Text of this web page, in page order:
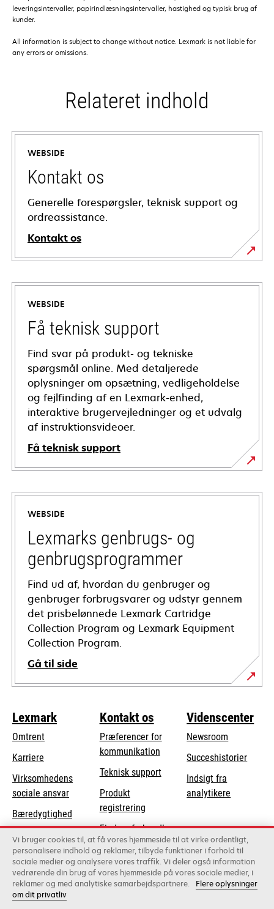
leveringsintervaller, papirindlæsningsintervaller, hastighed og typisk brug af
kunder.
All information is subject to change without notice. Lexmark is not liable for
any errors or omissions.
Relateret indhold
WEBSIDE
Kontakt os
Generelle forespørgsler, teknisk support og
ordreassistance.
Kontakt os
WEBSIDE
Få teknisk support
Find svar på produkt- og tekniske
spørgsmål online. Med detaljerede
oplysninger om opsætning, vedligeholdelse
og fejlfinding af en Lexmark-enhed,
interaktive brugervejledninger og et udvalg
af instruktionsvideoer.
Få teknisk support
opens
in
new
tab
WEBSIDE
Lexmarks genbrugs- og
genbrugsprogrammer
Find ud af, hvordan du genbruger og
genbruger forbrugsvarer og udstyr gennem
det prisbelønnede Lexmark Cartridge
Collection Program og Lexmark Equipment
Collection Program.
Gå til side
Lexmark
Omtrent
Karriere
Virksomhedens
sociale ansvaropens
in
a
new
tab
Bæredygtighed
Lexmark-partnere
Kontakt os
Præferencer for
kommunikation
Teknisk supportopens
tab
Produkt
registrering
Find en forhandler
Liste over
grossister
Videnscenter
Newsroom
Succeshistorier
Indsigt fra
analytikere
Lexmark International, Inc., et Xerox-selskab
Vi bruger cookies til, at få vores hjemmeside til at virke ordentligt,
personalisere indhold og reklamer, tilbyde funktioner i forhold til
sociale medier og analysere vores traffik. Vi deler også information
vedrørende din brug af vores hjemmeside på vores sociale medier, i
reklamer og med analytiske samarbejdspartnere.
Flere oplysninger
om dit privatliv